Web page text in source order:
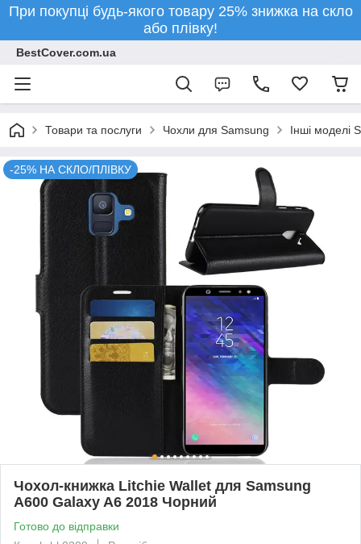
При покупці будь-якого товару 25% знижка на скло
або плівку!
BestCover.com.ua
Товари та послуги Чохли для Samsung Інші моделі
-25% НА СКЛО/ПЛІВКУ
Чохол-книжка Litchie Wallet для Samsung
A600 Galaxy A6 2018 Чорний
Готово до відправки